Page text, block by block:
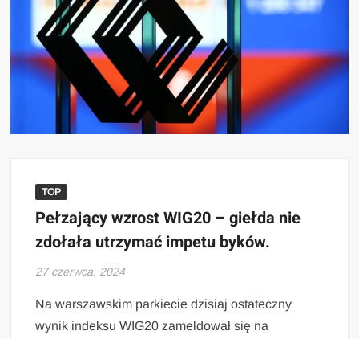
TOP
Pełzający wzrost WIG20 – giełda nie
zdołała utrzymać impetu byków.
27 czerwca, 2024
Na warszawskim parkiecie dzisiaj ostateczny
wynik indeksu WIG20 zameldował się na